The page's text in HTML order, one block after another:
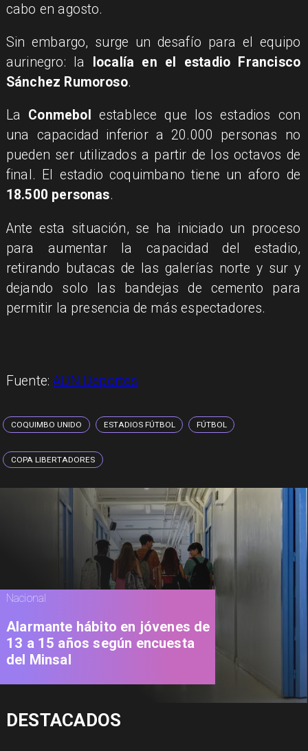
cabo en agosto.
Sin embargo, surge un desafío para el equipo
aurinegro: la
localía en el estadio Francisco
Sánchez Rumoroso.
La Conmebol
establece que los estadios con
una capacidad inferior a 20.000 personas no
pueden ser utilizados a partir de los octavos de
final. El estadio coquimbano tiene un aforo de
18.500 personas.
Ante esta situación, se ha iniciado un proceso
para aumentar la capacidad del estadio,
retirando butacas de las galerías norte y sur y
dejando solo las bandejas de cemento para
permitir la presencia de más espectadores.
Fuente:ADN Deportes
COQUIMBO UNIDO ESTADIOS FÚTBOL FÚTBOL
COPA LIBERTADORES
Nacional
Alarmante hábito en jóvenes de
13 a 15 años según encuesta
del Minsal
DESTACADOS